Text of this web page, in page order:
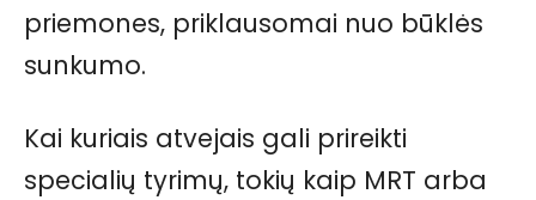
priemones, priklausomai nuo būklės
sunkumo.
Kai kuriais atvejais gali prireikti
specialių tyrimų, tokių kaip MRT arba